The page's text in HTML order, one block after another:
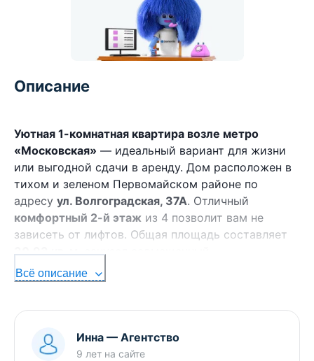
Описание
Уютная 1-комнатная квартира возле метро
«Московская» — идеальный вариант для жизни
или выгодной сдачи в аренду. Дом расположен в
тихом и зеленом Первомайском районе по
адресу ул. Волгоградская, 37А. Отличный
комфортный 2-й этаж из 4 позволит вам не
зависеть от лифтов. Общая площадь составляет
30.93 кв. м, санузел совмещенный.
Главные преимущества объекта:
Отличная локация.Всего 10–12 минут
«Московская». Быстрый выезд на проспект
Независимости и МКАД.
Всё описание
Инна — Агентство
9 лет на сайте